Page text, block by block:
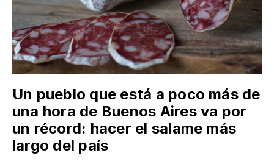
Un pueblo que está a poco más de
una hora de Buenos Aires va por
un récord: hacer el salame más
largo del país